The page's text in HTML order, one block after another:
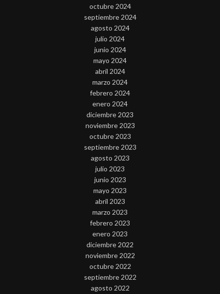
octubre 2024
septiembre 2024
agosto 2024
julio 2024
junio 2024
mayo 2024
abril 2024
marzo 2024
febrero 2024
enero 2024
diciembre 2023
noviembre 2023
octubre 2023
septiembre 2023
agosto 2023
julio 2023
junio 2023
mayo 2023
abril 2023
marzo 2023
febrero 2023
enero 2023
diciembre 2022
noviembre 2022
octubre 2022
septiembre 2022
agosto 2022